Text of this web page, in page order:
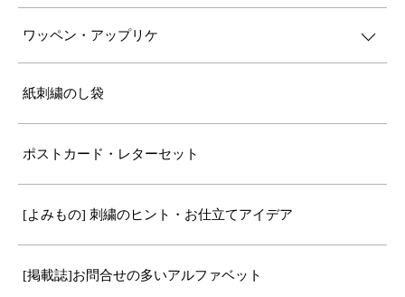
ワッペン・アップリケ
紙刺繍のし袋
ポストカード・レターセット
[よみもの] 刺繍のヒント・お仕立てアイデア
[掲載誌]お問合せの多いアルファベット